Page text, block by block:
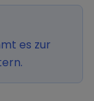
es zur